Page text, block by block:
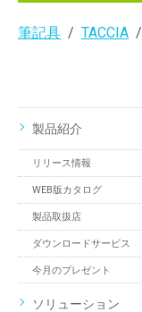
筆記具 TACCIA
製品紹介
リリース情報
WEB版カタログ
製品取扱店
ダウンロードサービス
今月のプレゼント
ソリューション